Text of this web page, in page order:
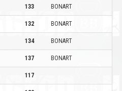
133 BONART
132 BONART
134 BONART
137 BONART
117